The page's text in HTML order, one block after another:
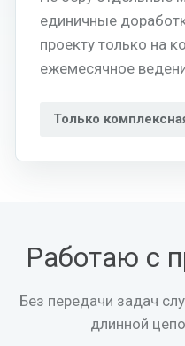
единичные
проекту только на
ежемесячное
Только
Работаю с
Без передачи задач
длинной